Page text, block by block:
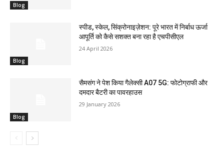
Blog
Blog
स्पीड, स्केल, सिंक्रोनाइज़ेशन: पूरे भारत में निर्बाध ऊर्जा
आपूर्ति को कैसे सशक्त बना रहा है एचपीसीएल
24 April 2026
Blog
सैमसंग ने पेश किया गैलेक्सी A07 5G: फोटोग्राफी और
दमदार बैटरी का पावरहाउस
29 January 2026